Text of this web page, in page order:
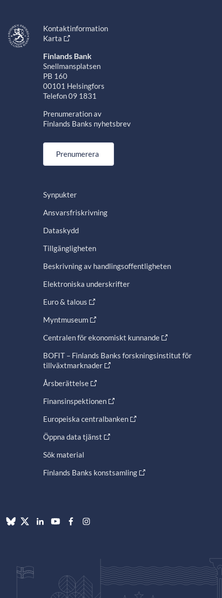
Kontaktinformation
Karta
Finlands Bank
Snellmansplatsen
PB 160
00101 Helsingfors
Telefon 09 1831
Prenumeration av
Finlands Banks nyhetsbrev
Prenumerera
Synpukter
Ansvarsfriskrivning
Dataskydd
Tillgängligheten
Beskrivning av handlingsoffentligheten
Elektroniska underskrifter
Euro & talous
Myntmuseum
Centralen för ekonomiskt kunnande
BOFIT – Finlands Banks forskningsinstitut för
tillväxtmarknader
Årsberättelse
Finansinspektionen
Europeiska centralbanken
Öppna data tjänst
Sök material
Finlands Banks konstsamling